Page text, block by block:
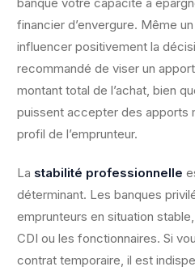
financier d’envergure. Même
influencer positivement la
recommandé de viser un apport
montant total de l’achat, bien
puissent accepter des apports
profil de l’emprunteur.
La stabilité professionnelle
déterminant. Les banques
emprunteurs en situation
CDI ou les fonctionnaires. Si
contrat temporaire, il est